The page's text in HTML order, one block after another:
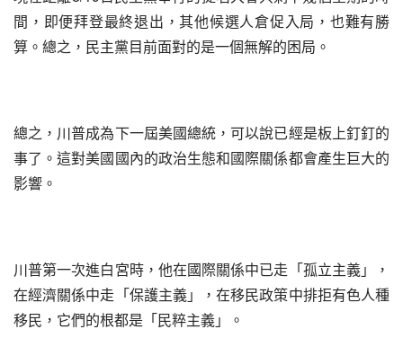
間，即便拜登最終退出，其他候選人倉促入局，也難有勝
算。總之，民主黨目前面對的是一個無解的困局。
總之，川普成為下一屆美國總統，可以說已經是板上釘釘的
事了。這對美國國內的政治生態和國際關係都會產生巨大的
影響。
川普第一次進白宮時，他在國際關係中已走「孤立主義」，
在經濟關係中走「保護主義」，在移民政策中排拒有色人種
移民，它們的根都是「民粹主義」。